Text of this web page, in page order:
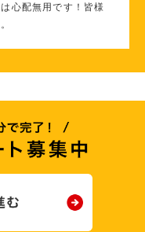
心配無用です！皆様